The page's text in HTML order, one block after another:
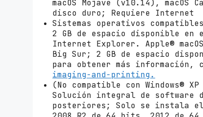
macOS Mojave (v10.14),
disco duro; Requiere Internet
Sistemas operativos
2 GB de espacio disponible
Internet Explorer. Apple®
Big Sur; 2 GB de espacio
para obtener más información,
imaging-and-printing.
(No compatible con Windows®
Solución integral de software
posteriores; Solo se instala el